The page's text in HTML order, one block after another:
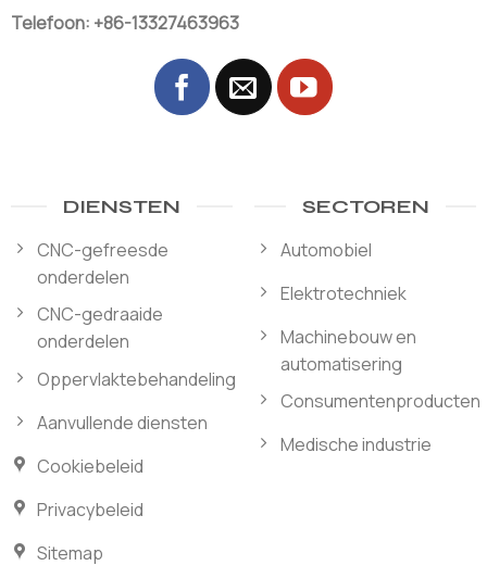
Telefoon: +86-13327463963
DIENSTEN
CNC-gefreesde
onderdelen
CNC-gedraaide
onderdelen
Oppervlaktebehandeling
Aanvullende diensten
Cookiebeleid
Privacybeleid
Sitemap
SECTOREN
Automobiel
Elektrotechniek
Machinebouw en
automatisering
Consumentenproducten
Medische industrie